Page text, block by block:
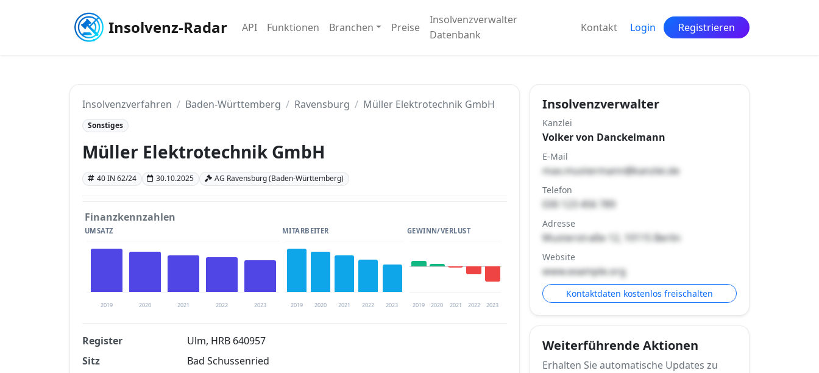
Insolvenz-Radar API Funktionen Branchen Preise
Insolvenzverwalter
Datenbank
Kontakt Login Registrieren
Insolvenzverfahren Baden-Württemberg Ravensburg Müller Elektrotechnik GmbH
Sonstiges
Müller Elektrotechnik GmbH
40 IN 62/24 30.10.2025 AG Ravensburg (Baden-Württemberg)
Finanzkennzahlen
UMSATZ
2019 2020 2021 2022 2023
MITARBEITER
2019 2020 2021 2022 2023
GEWINN/VERLUST
2019 2020 2021 2022 2023
Finanzkennzahlen nach kostenloser Registrierung verfügbar
Register
Ulm, HRB 640957
Sitz
Bad Schussenried
Insolvenzverwalter
Kanzlei
Volker von Danckelmann
E-Mail
max.mustermann@kanzlei.de
Telefon
030 123 456 789
Adresse
Musterstraße 12, 10115 Berlin
Website
www.example.org
Kontaktdaten kostenlos freischalten
Weiterführende Aktionen
Erhalten Sie automatische Updates zu